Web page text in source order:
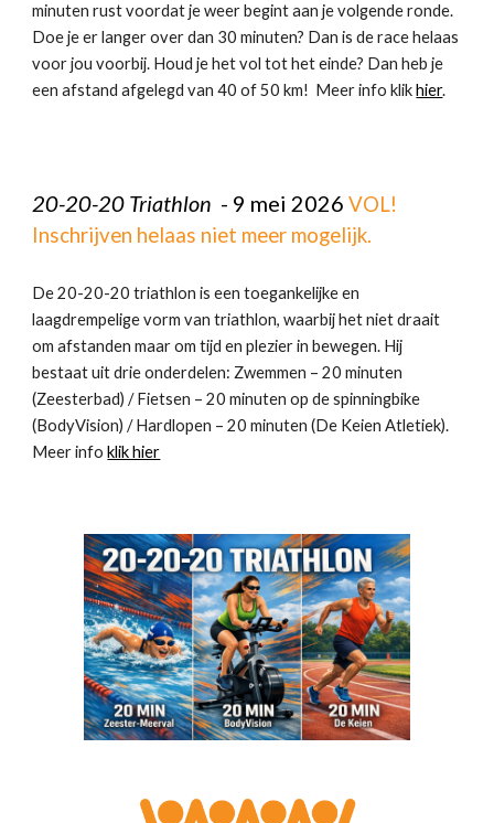
minuten rust voordat je weer begint aan je volgende ronde.
Doe je er langer over dan 30 minuten? Dan is de race helaas
voor jou voorbij. Houd je het vol tot het einde? Dan heb je
een afstand afgelegd van 40 of 50 km! Meer info klikhier.
20-20-20 Triathlon - 9 mei 2026VOL!
Inschrijven helaas niet meer mogelijk.
De 20-20-20 triathlon is een toegankelijke en
laagdrempelige vorm van triathlon, waarbij het niet draait
om afstanden maar om tijd en plezier in bewegen. Hij
bestaat uit drie onderdelen: Zwemmen – 20 minuten
(Zeesterbad) / Fietsen – 20 minuten op de spinningbike
(BodyVision) / Hardlopen – 20 minuten (De Keien Atletiek).
Meer infoklik hier